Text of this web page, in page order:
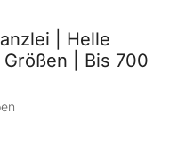
| Helle
| Bis 700